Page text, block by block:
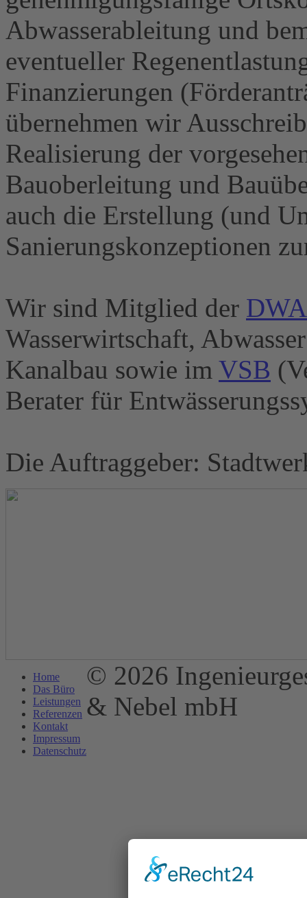
Abwasserableitung und
eventueller
Finanzierungen
übernehmen wir
Realisierung der
Bauoberleitung und
auch die Erstellung (und
Sanierungskonzeptionen
Wir sind Mitglied der DWA
Wasserwirtschaft,
Kanalbau sowie im VSB
Berater für
Die Auftraggeber:
Home
Das Büro
Leistungen
Referenzen
Kontakt
Impressum
Datenschutz
© 2026
& Nebel mbH